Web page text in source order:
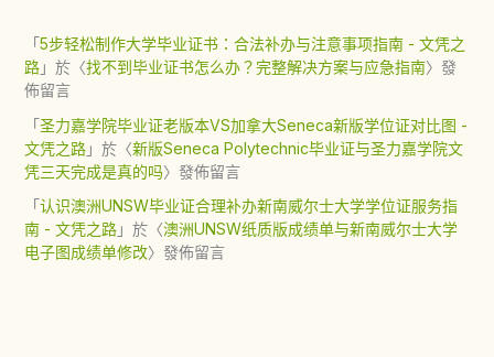
「5步轻松制作大学毕业证书：合法补办与注意事项指南 - 文凭之
路」於〈找不到毕业证书怎么办？完整解决方案与应急指南〉發
佈留言
「圣力嘉学院毕业证老版本VS加拿大Seneca新版学位证对比图 -
文凭之路」於〈新版Seneca Polytechnic毕业证与圣力嘉学院文
凭三天完成是真的吗〉發佈留言
「认识澳洲UNSW毕业证合理补办新南威尔士大学学位证服务指
南 - 文凭之路」於〈澳洲UNSW纸质版成绩单与新南威尔士大学
电子图成绩单修改〉發佈留言